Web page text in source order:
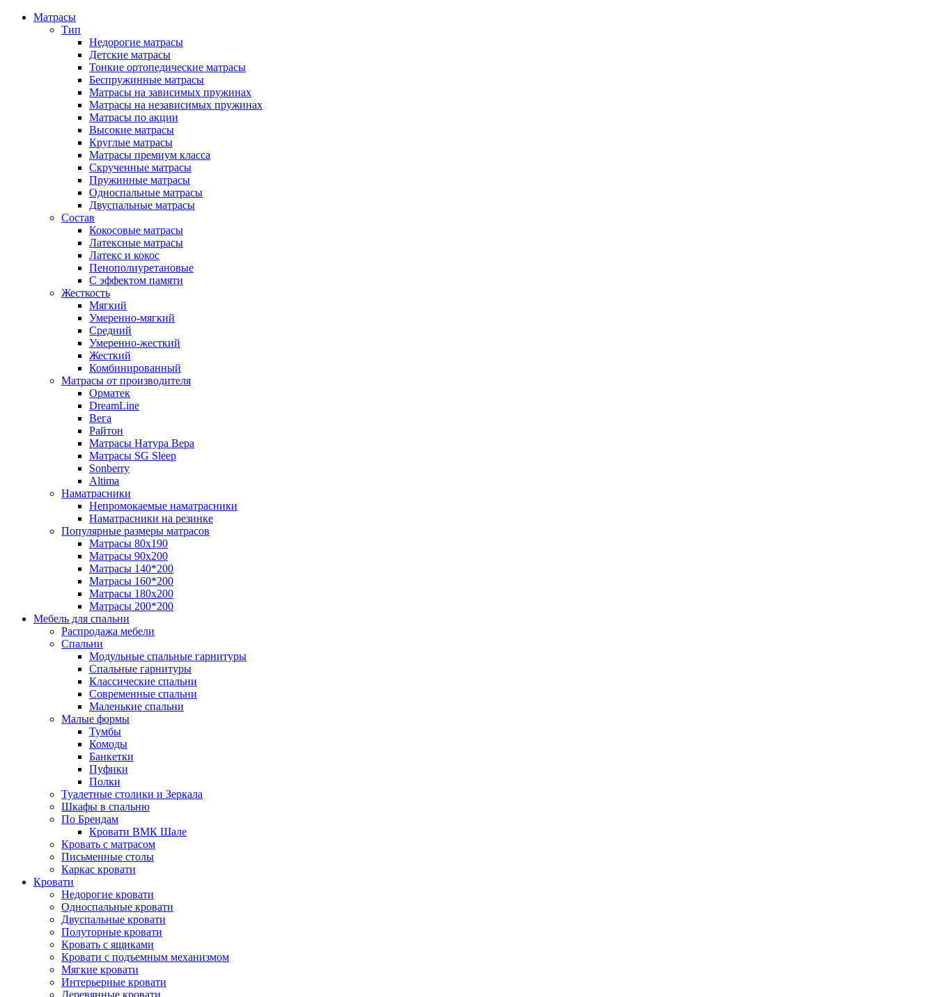
Матрасы
Тип
Недорогие матрасы
Детские матрасы
Тонкие ортопедические матрасы
Беспружинные матрасы
Матрасы на зависимых пружинах
Матрасы на независимых пружинах
Матрасы по акции
Высокие матрасы
Круглые матрасы
Матрасы премиум класса
Скрученные матрасы
Пружинные матрасы
Односпальные матрасы
Двуспальные матрасы
Состав
Кокосовые матрасы
Латексные матрасы
Латекс и кокос
Пенополиуретановые
С эффектом памяти
Жесткость
Мягкий
Умеренно-мягкий
Средний
Умеренно-жесткий
Жесткий
Комбинированный
Матрасы от производителя
Орматек
DreamLine
Вега
Райтон
Матрасы Натура Вера
Матрасы SG Sleep
Sonberry
Altima
Наматрасники
Непромокаемые наматрасники
Наматрасники на резинке
Популярные размеры матрасов
Матрасы 80x190
Матрасы 90x200
Матрасы 140*200
Матрасы 160*200
Матрасы 180x200
Матрасы 200*200
Мебель для спальни
Распродажа мебели
Спальни
Модульные спальные гарнитуры
Спальные гарнитуры
Классические спальни
Современные спальни
Маленькие спальни
Малые формы
Тумбы
Комоды
Банкетки
Пуфики
Полки
Туалетные столики и Зеркала
Шкафы в спальню
По Брендам
Кровати ВМК Шале
Кровать с матрасом
Письменные столы
Каркас кровати
Кровати
Недорогие кровати
Односпальные кровати
Двуспальные кровати
Полуторные кровати
Кровать с ящиками
Кровати с подъемным механизмом
Мягкие кровати
Интерьерные кровати
Деревянные кровати